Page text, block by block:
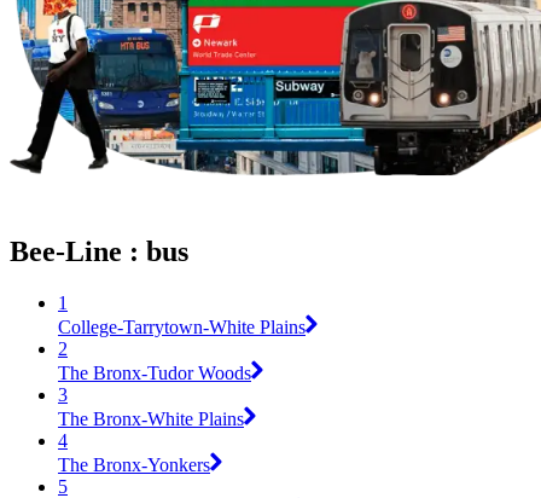
Bee-Line : bus
1
College-Tarrytown-White Plains
2
The Bronx-Tudor Woods
3
The Bronx-White Plains
4
The Bronx-Yonkers
5